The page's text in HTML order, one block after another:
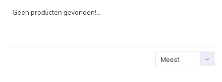
Geen producten gevonden!...
Meest